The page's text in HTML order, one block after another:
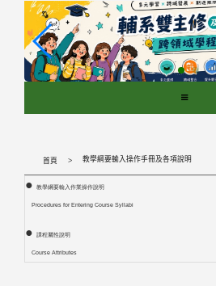
首頁 教學綱要輸入操作手冊及各項說明
● 教學綱要輸入作業操作說明
Procedures for Entering Course Syllabi
● 課程屬性說明
Course Attributes